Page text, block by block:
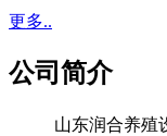
更多..
公司简介
山东润合养殖设